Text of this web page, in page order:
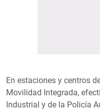
En estaciones y centros
Movilidad Integrada,
Industrial y de la Policía